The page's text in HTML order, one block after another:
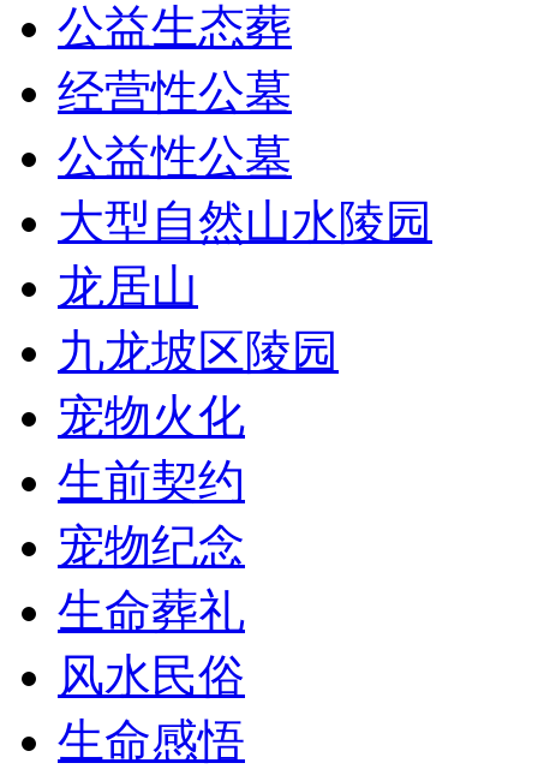
公益生态葬
经营性公墓
公益性公墓
大型自然山水陵园
龙居山
九龙坡区陵园
宠物火化
生前契约
宠物纪念
生命葬礼
风水民俗
生命感悟